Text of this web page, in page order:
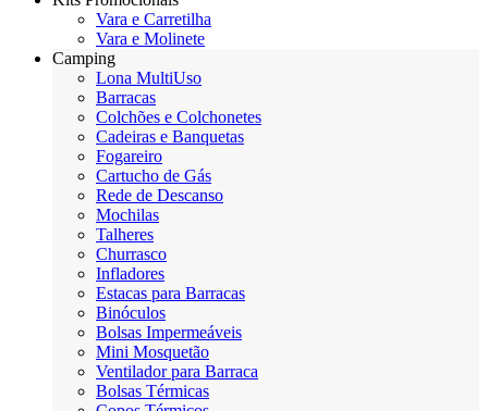
Vara e Carretilha
Vara e Molinete
Camping
Lona MultiUso
Barracas
Colchões e Colchonetes
Cadeiras e Banquetas
Fogareiro
Cartucho de Gás
Rede de Descanso
Mochilas
Talheres
Churrasco
Infladores
Estacas para Barracas
Binóculos
Bolsas Impermeáveis
Mini Mosquetão
Ventilador para Barraca
Bolsas Térmicas